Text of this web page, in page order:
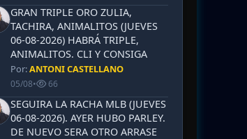
GRAN TRIPLE ORO ZULIA,
TACHIRA, ANIMALITOS (JUEVES
06-08-2026) HABRÁ TRIPLE,
ANIMALITOS. CLI Y CONSIGA
Por:ANTONI CASTELLANO
05/08• 66
SEGUIRA LA RACHA MLB (JUEVES
06-08-2026). AYER HUBO PARLEY.
DE NUEVO SERA OTRO ARRASE